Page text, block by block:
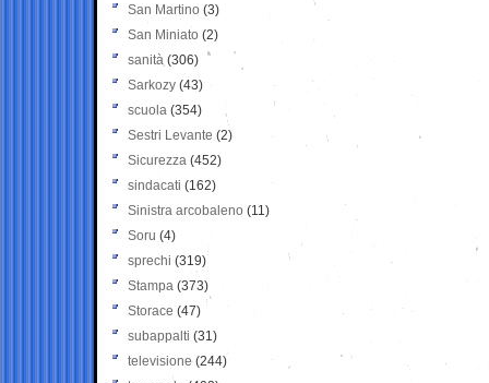
San Martino (3)
San Miniato (2)
sanità (306)
Sarkozy (43)
scuola (354)
Sestri Levante (2)
Sicurezza (452)
sindacati (162)
Sinistra arcobaleno (11)
Soru (4)
sprechi (319)
Stampa (373)
Storace (47)
subappalti (31)
televisione(244)